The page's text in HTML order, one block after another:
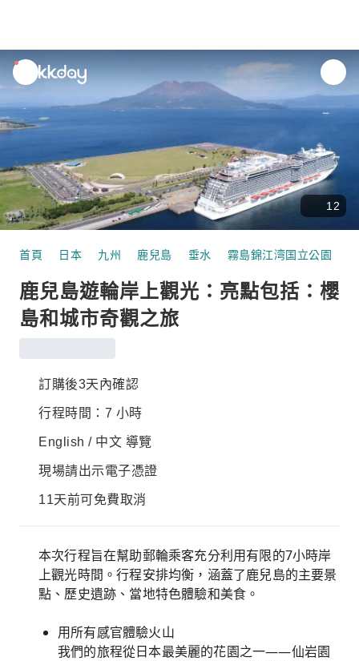
unread
notifications
12
首頁 日本 九州 鹿兒島 垂水 霧島錦江湾国立公園
鹿兒島遊輪岸上觀光：亮點包括：櫻
島和城市奇觀之旅
訂購後3天內確認
行程時間：7 小時
English / 中文 導覽
現場請出示電子憑證
11天前可免費取消
本次行程旨在幫助郵輪乘客充分利用有限的7小時岸
上觀光時間。行程安排均衡，涵蓋了鹿兒島的主要景
點、歷史遺跡、當地特色體驗和美食。
用所有感官體驗火山
我們的旅程從日本最美麗的花園之一——仙岩園